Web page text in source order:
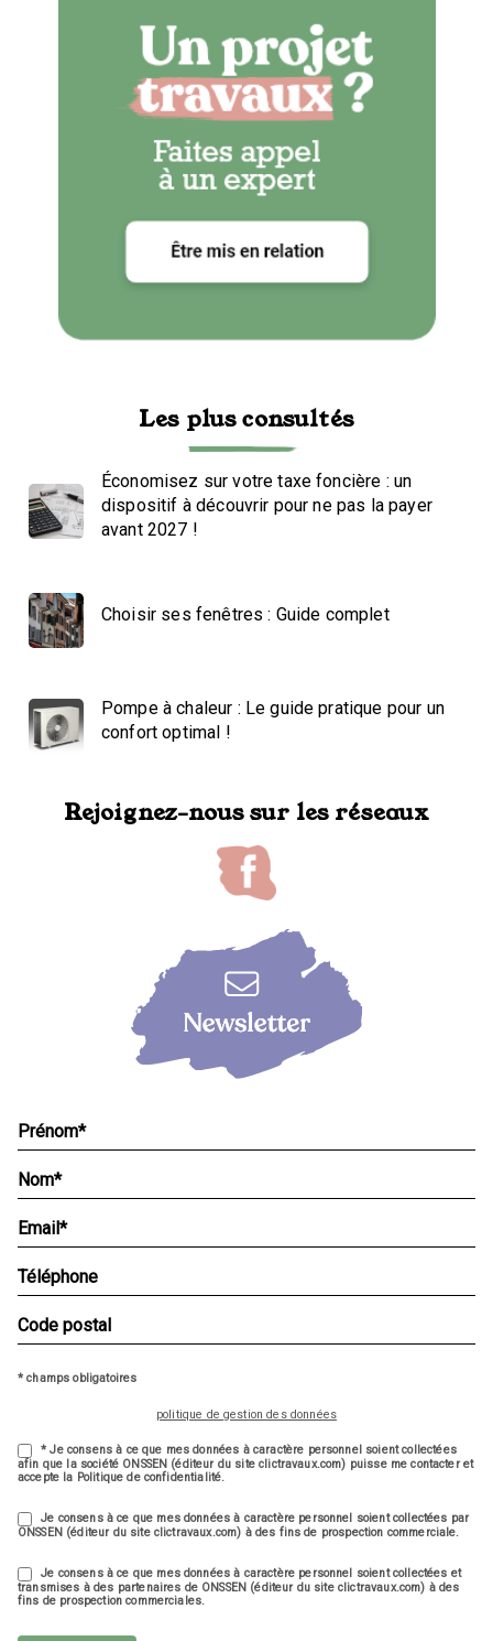
Les plus consultés
Économisez sur votre taxe foncière : un
dispositif à découvrir pour ne pas la payer
avant 2027 !
Choisir ses fenêtres : Guide complet
Pompe à chaleur : Le guide pratique pour un
confort optimal !
Rejoignez-nous sur les réseaux
* champs obligatoires
politique de gestion des données
* Je consens à ce que mes données à caractère personnel soient collectées
afin que la société ONSSEN (éditeur du site clictravaux.com) puisse me contacter et
accepte la Politique de confidentialité.
Je consens à ce que mes données à caractère personnel soient collectées par
ONSSEN (éditeur du site clictravaux.com) à des fins de prospection commerciale.
Je consens à ce que mes données à caractère personnel soient collectées et
transmises à des partenaires de ONSSEN (éditeur du site clictravaux.com) à des
fins de prospection commerciales.